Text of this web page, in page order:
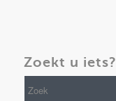
Zoekt u iets?